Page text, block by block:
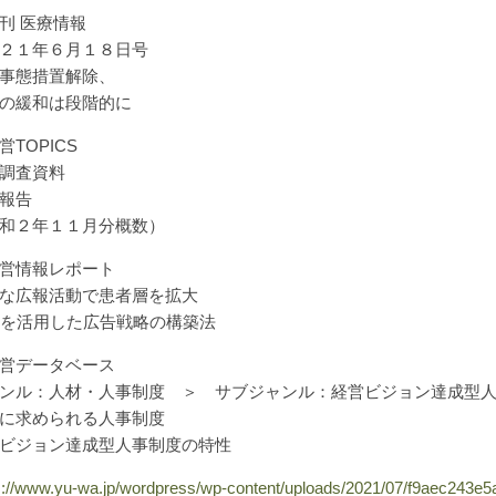
医療情報
１年６月１８日号
態措置解除、
緩和は段階的に
TOPICS
査資料
告
２年１１月分概数）
情報レポート
広報活動で患者層を拡大
活用した広告戦略の構築法
データベース
ル：人材・人事制度 ＞ サブジャンル：経営ビジョン達成型
求められる人事制度
ジョン達成型人事制度の特性
www.yu-wa.jp/wordpress/wp-content/uploads/2021/07/